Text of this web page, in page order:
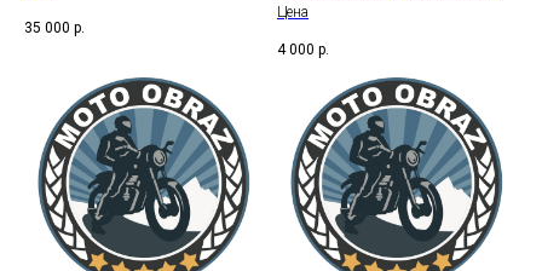
35 000 р.
Цена
4 000 р.